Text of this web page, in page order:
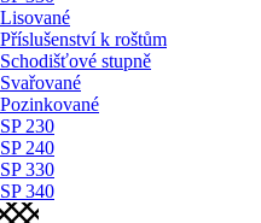
Lisované
Příslušenství k roštům
Schodišťové stupně
Svařované
Pozinkované
SP 230
SP 240
SP 330
SP 340